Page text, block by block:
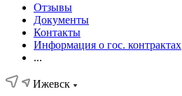
Отзывы
Документы
Контакты
Информация о гос. контрактах
...
Ижевск